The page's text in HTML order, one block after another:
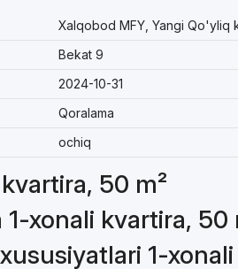
Xalqobod MFY, Yangi Qo'yliq
Bekat 9
2024-10-31
Qoralama
ochiq
50 m²
xonali kvartira, 50
1-